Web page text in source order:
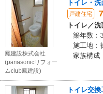
鳳建設株式会社
(panasonicリフォー
ムclub鳳建設)
トイレ・
戸建住宅
トイレ／
築年数：
施工地：
家族構成
トイレ交